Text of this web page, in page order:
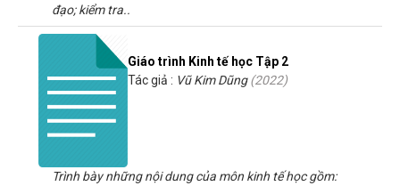
đạo; kiểm tra..
Giáo trình Kinh tế học Tập 2
Tác giả : Vũ Kim Dũng(2022)
Trình bày những nội dung của môn kinh tế học gồm: